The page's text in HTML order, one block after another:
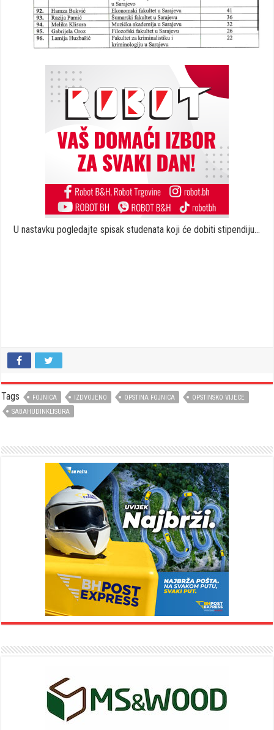
U nastavku pogledajte spisak studenata koji će dobiti stipendiju…
Tags FOJNICA IZDVOJENO OPSTINA FOJNICA
OPSTINSKO VIJECE
SABAHUDINKLISURA